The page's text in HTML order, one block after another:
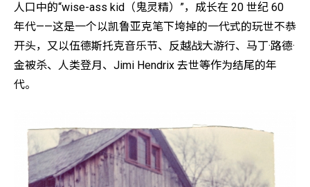
人口中的“wise-ass kid（鬼灵精）”，成长在 20 世纪 60
年代——这是一个以凯鲁亚克笔下垮掉的一代式的玩世不恭
开头，又以伍德斯托克音乐节、反越战大游行、马丁·路德·
金被杀、人类登月、Jimi Hendrix 去世等作为结尾的年
代。